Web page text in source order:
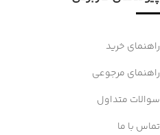
راهنمای خرید
راهنمای مرجوعی
سوالات متداول
تماس با ما